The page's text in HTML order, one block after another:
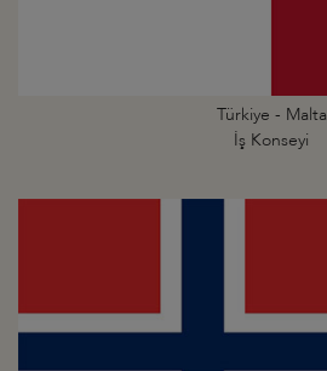
Türkiye - Malta
İş Konseyi